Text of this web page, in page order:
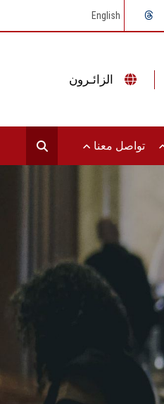
English
تواصل معنا